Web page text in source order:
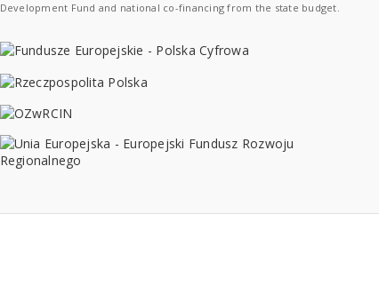
Development Fund and national co-financing from the state budget.